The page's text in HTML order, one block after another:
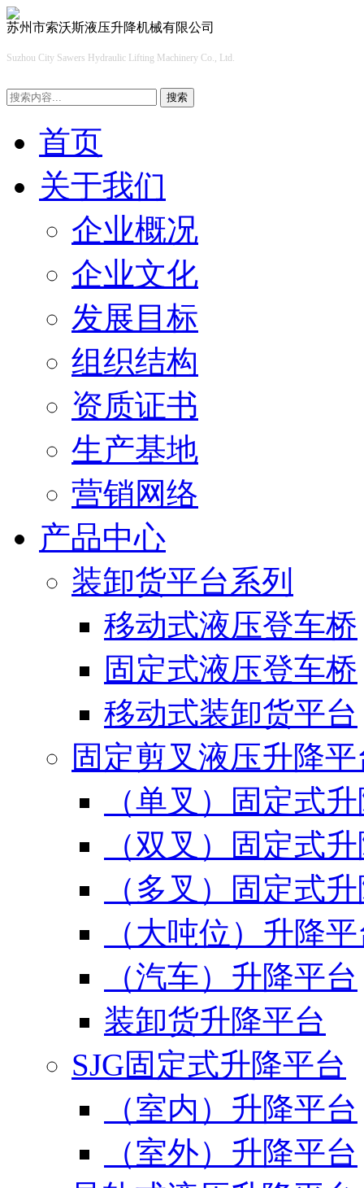
苏州市索沃斯液压升降机械有限公司
Suzhou City Sawers Hydraulic Lifting Machinery Co., Ltd.
搜索
首页
关于我们
企业概况
企业文化
发展目标
组织结构
资质证书
生产基地
营销网络
产品中心
装卸货平台系列
移动式液压登车桥
固定式液压登车桥
移动式装卸货平台
固定剪叉液压升降
（单叉）固定式
（双叉）固定式
（多叉）固定式
（大吨位）升降
（汽车）升降平台
装卸货升降平台
SJG固定式升降平台
（室内）升降平台
（室外）升降平台